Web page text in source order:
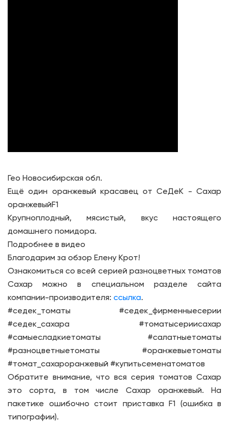
Гео Новосибирская обл.
Ещё один оранжевый красавец от СеДеК - Сахар
оранжевыйF1
Крупноплодный, мясистый, вкус настоящего
домашнего помидора.
Подробнее в видео
Благодарим за обзор Елену Крот!
Ознакомиться со всей серией разноцветных томатов
Сахар можно в специальном разделе сайта
компании-производителя: ссылка.
#седек_томаты #седек_фирменныесерии
#седек_сахара #томатысериисахар
#самыесладкиетоматы #салатныетоматы
#разноцветныетоматы #оранжевыетоматы
#томат_сахароранжевый #купитьсеменатоматов
Обратите внимание, что вся серия томатов Сахар
это сорта, в том числе Сахар оранжевый. На
пакетике ошибочно стоит приставка F1 (ошибка в
типографии).